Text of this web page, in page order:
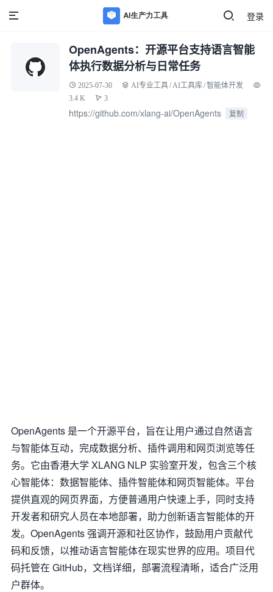
登录
OpenAgents：开源平台支持语言智能
体执行数据分析与日常任务
2025-07-30 AI专业工具/ AI工具库/智能体开发
3.4 K
3
https://github.com/xlang-ai/OpenAgents 复制
OpenAgents 是一个开源平台，旨在让用户通过自然语言
与智能体互动，完成数据分析、插件调用和网页浏览等任
务。它由香港大学 XLANG NLP 实验室开发，包含三个核
心智能体：数据智能体、插件智能体和网页智能体。平台
提供直观的网页界面，方便普通用户快速上手，同时支持
开发者和研究人员在本地部署，助力创新语言智能体的开
发。OpenAgents 强调开源和社区协作，鼓励用户贡献代
码和反馈，以推动语言智能体在现实世界的应用。项目代
码托管在 GitHub，文档详细，部署流程清晰，适合广泛用
户群体。